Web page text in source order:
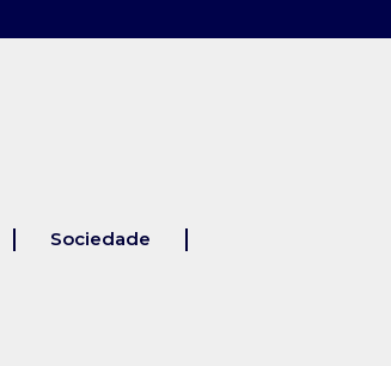
Sociedade